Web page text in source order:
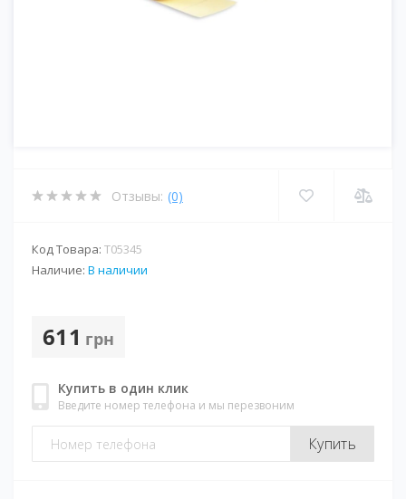
Отзывы: (0)
Код Товара: T05345
Наличие: В наличии
611 грн
Купить в один клик
Введите номер телефона и мы перезвоним
Купить